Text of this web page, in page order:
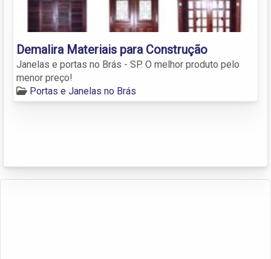
Demalira Materiais para Construção
Janelas e portas no Brás - SP. O melhor produto pelo
menor preço!
Portas e Janelas no Brás